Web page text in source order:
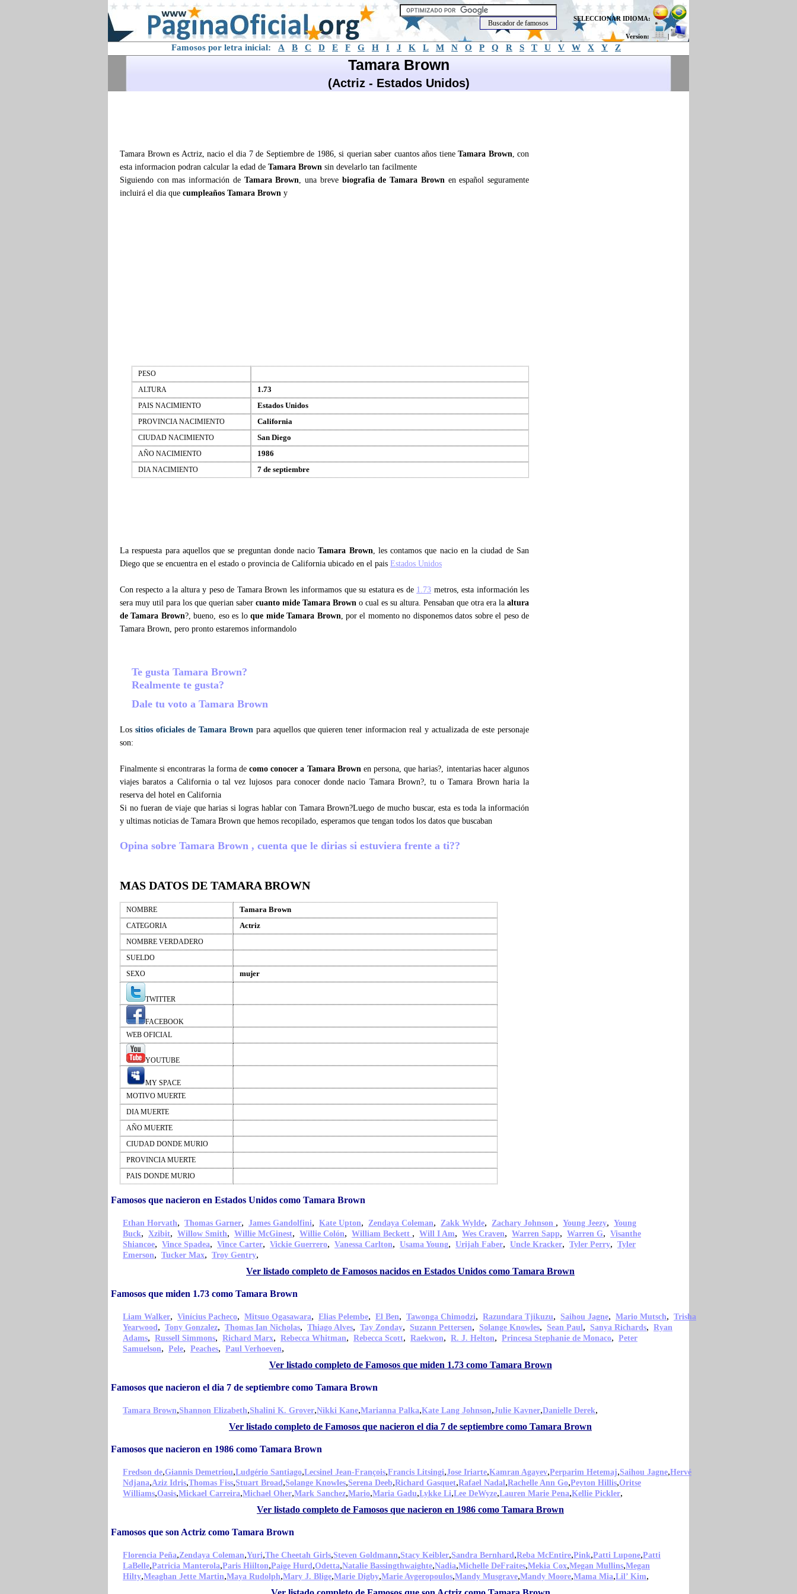
SELECCIONAR IDIOMA:
Version: |
Famosos por letra inicial: A B C D E F G H I J K L M N O P Q R S T U V W X Y Z
Tamara Brown
(Actriz - Estados Unidos)
Tamara Brown es Actriz, nacio el dia 7 de Septiembre de 1986, si querian saber cuantos años tiene Tamara Brown, con
esta informacion podran calcular la edad de Tamara Brown sin develarlo tan facilmente
Siguiendo con mas información de Tamara Brown, una breve biografia de Tamara Brownen español seguramente
incluirá el dia que cumpleaños Tamara Brown y
PESO
ALTURA
1.73
PAIS NACIMIENTO Estados Unidos
PROVINCIA NACIMIENTO California
CIUDAD NACIMIENTO San Diego
AÑO NACIMIENTO 1986
DIA NACIMIENTO 7 de septiembre
La respuesta para aquellos que se preguntan donde nacioTamara Brown, les contamos que nacio en la ciudad de San
Diego que se encuentra en el estado o provincia de California ubicado en el pais Estados Unidos
Con respecto a la altura y peso de Tamara Brown les informamos que su estatura es de 1.73 metros, esta información les
sera muy util para los que querian saber cuanto mide Tamara Brown o cual es su altura. Pensaban que otra era la altura
de Tamara Brown?, bueno, eso es loque mide Tamara Brown, por el momento no disponemos datos sobre el peso de
Tamara Brown, pero pronto estaremos informandolo
Te gusta Tamara Brown?
Realmente te gusta?
Dale tu voto a Tamara Brown
Los sitios oficiales de Tamara Brownpara aquellos que quieren tener informacion real y actualizada de este personaje
son:
Finalmente si encontraras la forma decomo conocer a Tamara Brownen persona, que harias?, intentarias hacer algunos
viajes baratos a California o tal vez lujosos para conocer donde nacio Tamara Brown?, tu o Tamara Brown haria la
reserva del hotel en California
Si no fueran de viaje que harias si logras hablar con Tamara Brown?Luego de mucho buscar, esta es toda la información
y ultimas noticias de Tamara Brown que hemos recopilado, esperamos que tengan todos los datos que buscaban
Opina sobre Tamara Brown , cuenta que le dirias si estuviera frente a ti??
MAS DATOS DE TAMARA BROWN
NOMBRE Tamara Brown
CATEGORIA Actriz
NOMBRE VERDADERO
SUELDO
SEXO
mujer
TWITTER
FACEBOOK
WEB OFICIAL
YOUTUBE
MY SPACE
MOTIVO MUERTE
DIA MUERTE
AÑO MUERTE
CIUDAD DONDE MURIO
PROVINCIA MUERTE
PAIS DONDE MURIO
Famosos que nacieron en Estados Unidos como Tamara Brown
Ethan Horvath, Thomas Garner, James Gandolfini, Kate Upton, Zendaya Coleman, Zakk Wylde, Zachary Johnson , Young Jeezy, Young
Buck, Xzibit, Willow Smith, Willie McGinest, Willie Colón, William Beckett , Will I Am, Wes Craven, Warren Sapp, Warren G, Visanthe
Shiancoe, Vince Spadea, Vince Carter, Vickie Guerrero, Vanessa Carlton, Usama Young, Urijah Faber, Uncle Kracker, Tyler Perry, Tyler
Emerson, Tucker Max, Troy Gentry,
Ver listado completo de Famosos nacidos en Estados Unidos como Tamara Brown
Famosos que miden 1.73 como Tamara Brown
Liam Walker, Vinícius Pacheco, Mitsuo Ogasawara, Elias Pelembe, El Ben, Tawonga Chimodzi, Razundara Tjikuzu, Saihou Jagne, Mario Mutsch, Trisha
Yearwood, Tony Gonzalez, Thomas Ian Nicholas, Thiago Alves, Tay Zonday, Suzann Pettersen, Solange Knowles, Sean Paul, Sanya Richards, Ryan
Adams, Russell Simmons, Richard Marx, Rebecca Whitman, Rebecca Scott, Raekwon, R. J. Helton, Princesa Stephanie de Monaco, Peter
Samuelson, Pele, Peaches, Paul Verhoeven,
Ver listado completo de Famosos que miden 1.73 como Tamara Brown
Famosos que nacieron el dia 7 de septiembre como Tamara Brown
Tamara Brown,Shannon Elizabeth,Shalini K. Grover,Nikki Kane,Marianna Palka,Kate Lang Johnson,Julie Kavner,Danielle Derek,
Ver listado completo de Famosos que nacieron el dia 7 de septiembre como Tamara Brown
Famosos que nacieron en 1986 como Tamara Brown
Fredson de,Giannis Demetriou,Ludgério Santiago,Lecsinel Jean-François,Francis Litsingi,Jose Iriarte,Kamran Agayev,Perparim Hetemaj,Saihou Jagne,Hervé
Ndjana,Aziz Idris,Thomas Fiss,Stuart Broad,Solange Knowles,Serena Deeb,Richard Gasquet,Rafael Nadal,Rachelle Ann Go,Peyton Hillis,Oritse
Williams,Oasis,Mickael Carreira,Michael Oher,Mark Sanchez,Mario,Maria Gadu,Lykke Li,Lee DeWyze,Lauren Marie Pena,Kellie Pickler,
Ver listado completo de Famosos que nacieron en 1986 como Tamara Brown
Famosos que son Actriz como Tamara Brown
Florencia Peña,Zendaya Coleman,Yuri,The Cheetah Girls,Steven Goldmann,Stacy Keibler,Sandra Bernhard,Reba McEntire,Pink,Patti Lupone,Patti
LaBelle,Patricia Manterola,Paris Hiilton,Paige Hurd,Odetta,Natalie Bassingthwaighte,Nadia,Michelle DeFraites,Mekia Cox,Megan Mullins,Megan
Hilty,Meaghan Jette Martin,Maya Rudolph,Mary J. Blige,Marie Digby,Marie Avgeropoulos,Mandy Musgrave,Mandy Moore,Mama Mia,Lil’ Kim,